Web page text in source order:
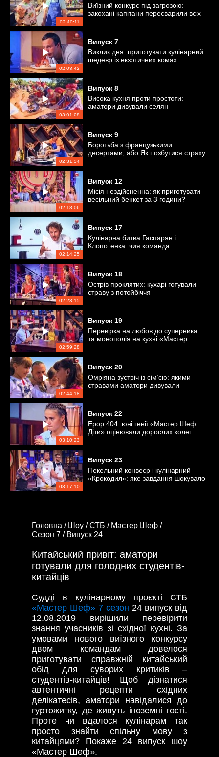
02:40:11
Виїзний конкурс під загрозою:
закохані капітани пересварили всіх
02:08:42
Випуск 7
Виклик дня: приготувати кулінарний
шедевр із екзотичних комах
03:01:08
Випуск 8
Висока кухня проти простоти:
аматори дивували селян
02:31:34
Випуск 9
Боротьба з французькими
десертами, або Як позбутися страху
02:18:06
Випуск 12
Місія нездійсненна: як приготувати
весільний бенкет за 3 години?
02:14:25
Випуск 17
Кулінарна битва Гаспарян і
Клопотенка: чия команда
02:23:15
Випуск 18
Острів проклятих: кухарі готували
страву з потойбіччя
02:59:28
Випуск 19
Перевірка на любов до суперника
та монополія на кухні «Мастер
02:44:18
Випуск 20
Омріяна зустріч із сім’єю: якими
стравами аматори дивували
03:10:23
Випуск 22
Ерор 404: юні генії «Мастер Шеф.
Діти» оцінювали дорослих колег
03:17:10
Випуск 23
Пекельний конвеєр і кулінарний
«Крокодил»: яке завдання шокувало
Головна / Шоу /СТБ / Мастер Шеф /
Сезон 7 / Випуск 24
Китайський привіт: аматори
готували для голодних студентів-
китайців
Судді в кулінарному проєкті СТБ
«Мастер Шеф» 7 сезон 24 випуск від
12.08.2019 вирішили перевірити
знання учасників зі східної кухні. За
умовами нового виїзного конкурсу
двом командам довелося
приготувати справжній китайський
обід для суворих критиків –
студентів-китайців! Щоб дізнатися
автентичні рецепти східних
делікатесів, аматори навідалися до
гуртожитку, де живуть іноземні гості.
Проте чи вдалося кулінарам так
просто знайти спільну мову з
китайцями? Покаже 24 випуск шоу
«Мастер Шеф».